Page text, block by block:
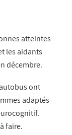
atteintes
les aidants
décembre.
ont
adaptés
faire.